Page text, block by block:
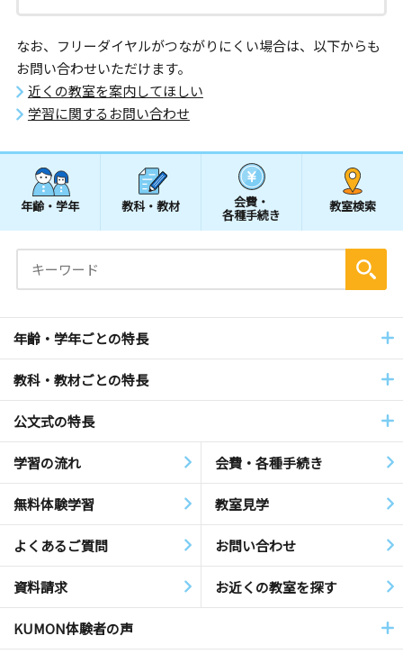
なお、フリーダイヤルがつながりにくい場合は、以下からも
お問い合わせいただけます。
近くの教室を案内してほしい
学習に関するお問い合わせ
年齢・学年 教科・教材 会費・
各種手続き
教室検索
年齢・学年ごとの特長
教科・教材ごとの特長
公文式の特長
学習の流れ 会費・各種手続き
無料体験学習 教室見学
よくあるご質問 お問い合わせ
資料請求 お近くの教室を探す
KUMON体験者の声